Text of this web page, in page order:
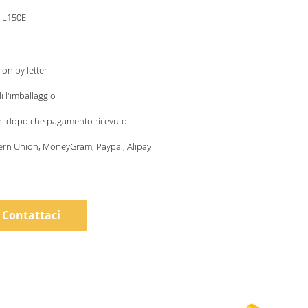
L150E
by letter
l'imballaggio
dopo che pagamento ricevuto
Union, MoneyGram, Paypal, Alipay
Contattaci